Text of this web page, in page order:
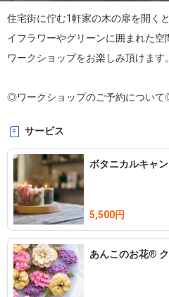
住宅街に佇む1軒家の木の扉を開く
イフラワーやグリーンに囲まれた空
ワークショップをお楽しみ頂けます。
◎ワークショップのご予約につい
カレンダーからタイトルの日付を選
サービス
ボタニカルキャ
5,500円
あんこのお花®︎